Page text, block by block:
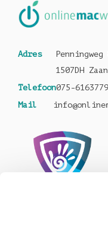
Adres
Penningweg
1507DH
Telefoon075-6163779
Mail